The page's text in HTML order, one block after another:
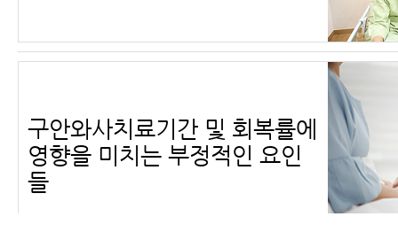
구안와사치료기간 및 회복률에
영향을 미치는 부정적인 요인
들